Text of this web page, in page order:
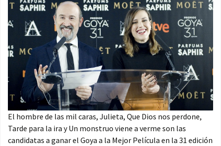
El hombre de las mil caras, Julieta, Que Dios nos perdone,
Tarde para la ira y Un monstruo viene a verme son las
candidatas a ganar el Goya a la Mejor Película en la 31 edición